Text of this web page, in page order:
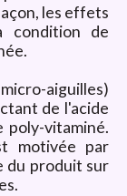
les effets
condition de
aiguilles)
de l'acide
poly-vitaminé.
motivée par
du produit sur